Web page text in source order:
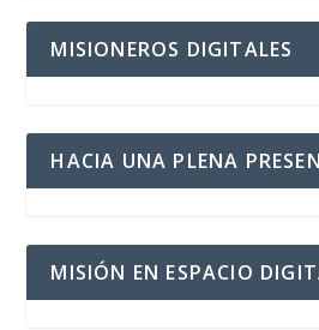
MISIONEROS DIGITALES
HACIA UNA PLENA
MISIÓN EN ESPACIO